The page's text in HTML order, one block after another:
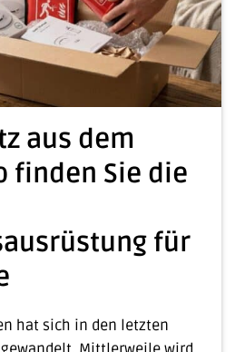
aus dem
finden Sie die
für
hat sich in den letzten